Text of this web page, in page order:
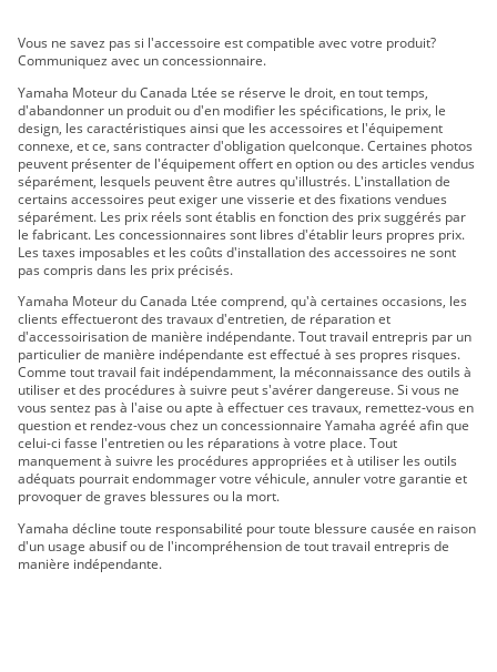
TT-R125LE 2019
TT-R230 2019
TW200E 2019
WR250F 2019
WR250R 2019
WR450F 2019
XT250 2019
YZ125 2019 À 2 TEMPS
YZ250F 2019
YZ250 2019 À 2 TEMPS
YZ250X 2019 À 2 TEMPS
YZ450F 2019
YZ450FX 2019
TT-R110E 2020
TT-R125LE 2020
TT-R230 2020
TW200E 2020
WR250F 2020
WR250R 2020
Vous ne savez pas si l'accessoire est compatible avec votre produit?
Communiquez avec un concessionnaire.
Yamaha Moteur du Canada Ltée se réserve le droit, en tout temps,
d'abandonner un produit ou d'en modifier les spécifications, le prix, le
design, les caractéristiques ainsi que les accessoires et l'équipement
connexe, et ce, sans contracter d'obligation quelconque. Certaines photos
peuvent présenter de l'équipement offert en option ou des articles vendus
séparément, lesquels peuvent être autres qu'illustrés. L'installation de
certains accessoires peut exiger une visserie et des fixations vendues
séparément. Les prix réels sont établis en fonction des prix suggérés par
le fabricant. Les concessionnaires sont libres d'établir leurs propres prix.
Les taxes imposables et les coûts d'installation des accessoires ne sont
pas compris dans les prix précisés.
Yamaha Moteur du Canada Ltée comprend, qu'à certaines occasions, les
clients effectueront des travaux d'entretien, de réparation et
d'accessoirisation de manière indépendante. Tout travail entrepris par un
particulier de manière indépendante est effectué à ses propres risques.
Comme tout travail fait indépendamment, la méconnaissance des outils à
utiliser et des procédures à suivre peut s'avérer dangereuse. Si vous ne
vous sentez pas à l'aise ou apte à effectuer ces travaux, remettez-vous en
question et rendez-vous chez un concessionnaire Yamaha agréé afin que
celui-ci fasse l'entretien ou les réparations à votre place. Tout
manquement à suivre les procédures appropriées et à utiliser les outils
adéquats pourrait endommager votre véhicule, annuler votre garantie et
provoquer de graves blessures ou la mort.
Yamaha décline toute responsabilité pour toute blessure causée en raison
d'un usage abusif ou de l'incompréhension de tout travail entrepris de
manière indépendante.